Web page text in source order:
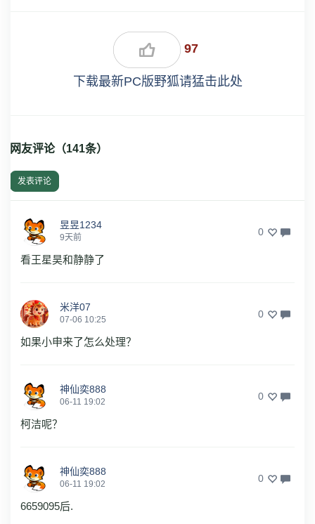
97
下载最新PC版野狐请猛击此处
网友评论（141条）
发表评论
昱昱1234
9天前 0
看王星昊和静静了
米洋07
07-06 10:25 0
如果小申来了怎么处理？
神仙奕888
06-11 19:02 0
柯洁呢？
神仙奕888
06-11 19:02 0
6659095后.